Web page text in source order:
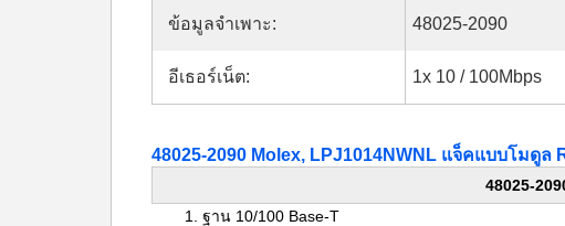
ข้อมูลจำเพาะ: 48025-2090
อีเธอร์เน็ต: 1x 10 / 100Mbps
48025-2090 Molex, LPJ1014NWNL แจ็คแบบโมดูล
48025-
ฐาน 10/100 Base-T